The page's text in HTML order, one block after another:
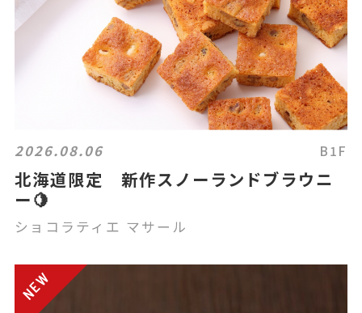
2026.08.06 B1F
北海道限定 新作スノーランドブラウニ
ー🍋
ショコラティエ マサール